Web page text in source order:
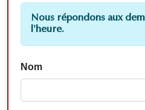
Nous répondons aux
l'heure.
Nom